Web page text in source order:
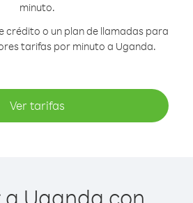
minuto.
crédito o un plan de llamadas para
tarifas por minuto a Uganda.
Ver tarifas
Uganda con